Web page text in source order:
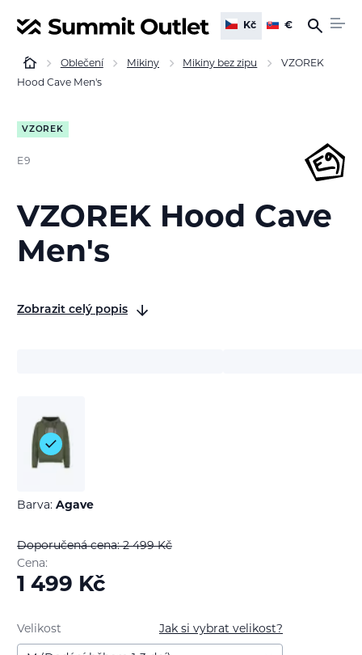
Kč €
Oblečení Mikiny Mikiny bez zipu
VZOREK
Hood Cave Men's
VZOREK
E9
VZOREK Hood Cave
Men's
Zobrazit celý popis
Barva: Agave
Doporučená cena: 2 499Kč
Cena:
1 499 Kč
Jak si vybrat velikost?
Velikost